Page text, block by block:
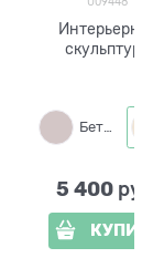
Бетон
5 400